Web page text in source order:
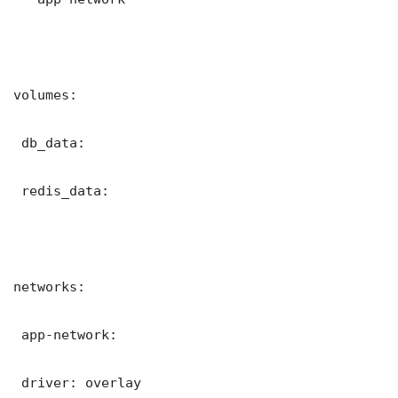
volumes:
db_data:
redis_data:
networks:
app-network:
driver: overlay